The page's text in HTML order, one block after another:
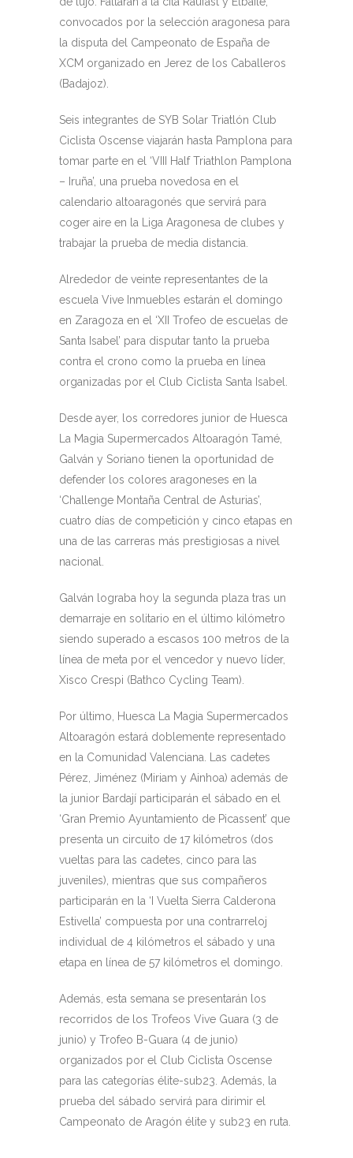
convocados por la selección aragonesa para
la disputa del Campeonato de España de
XCM organizado en Jerez de los Caballeros
(Badajoz).
Seis integrantes de SYB Solar Triatlón Club
Ciclista Oscense viajarán hasta Pamplona para
tomar parte en el ‘VIII Half Triathlon Pamplona
– Iruña’, una prueba novedosa en el
calendario altoaragonés que servirá para
coger aire en la Liga Aragonesa de clubes y
trabajar la prueba de media distancia.
Alrededor de veinte representantes de la
escuela Vive Inmuebles estarán el domingo
en Zaragoza en el ‘XII Trofeo de escuelas de
Santa Isabel’ para disputar tanto la prueba
contra el crono como la prueba en línea
organizadas por el Club Ciclista Santa Isabel.
Desde ayer, los corredores junior de Huesca
La Magia Supermercados Altoaragón Tamé,
Galván y Soriano tienen la oportunidad de
defender los colores aragoneses en la
‘Challenge Montaña Central de Asturias’,
cuatro días de competición y cinco etapas en
una de las carreras más prestigiosas a nivel
nacional.
Galván lograba hoy la segunda plaza tras un
demarraje en solitario en el último kilómetro
siendo superado a escasos 100 metros de la
línea de meta por el vencedor y nuevo líder,
Xisco Crespi (Bathco Cycling Team).
Por último, Huesca La Magia Supermercados
Altoaragón estará doblemente representado
en la Comunidad Valenciana. Las cadetes
Pérez, Jiménez (Miriam y Ainhoa) además de
la junior Bardají participarán el sábado en el
‘Gran Premio Ayuntamiento de Picassent’ que
presenta un circuito de 17 kilómetros (dos
vueltas para las cadetes, cinco para las
juveniles), mientras que sus compañeros
participarán en la ‘I Vuelta Sierra Calderona
Estivella’ compuesta por una contrarreloj
individual de 4 kilómetros el sábado y una
etapa en línea de 57 kilómetros el domingo.
Además, esta semana se presentarán los
recorridos de los Trofeos Vive Guara (3 de
junio) y Trofeo B-Guara (4 de junio)
organizados por el Club Ciclista Oscense
para las categorías élite-sub23. Además, la
prueba del sábado servirá para dirimir el
Campeonato de Aragón élite y sub23 en ruta.